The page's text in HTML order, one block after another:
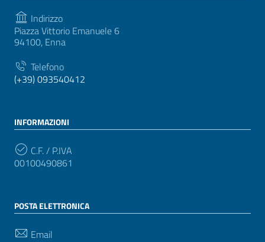
Indirizzo
Piazza Vittorio Emanuele 6
94100, Enna
Telefono
(+39) 093540412
INFORMAZIONI
C.F. / P.IVA
00100490861
POSTA ELETTRONICA
Email